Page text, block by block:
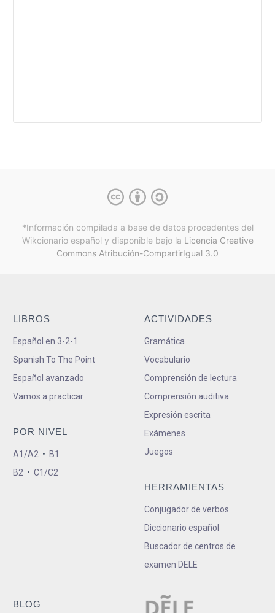
*Información compilada a base de datos procedentes del
Wikcionario español y disponible bajo la Licencia Creative
Commons Atribución-CompartirIgual 3.0
LIBROS
Español en 3-2-1
Spanish To The Point
Español avanzado
Vamos a practicar
POR NIVEL
A1/A2 • B1
B2 • C1/C2
ACTIVIDADES
Gramática
Vocabulario
Comprensión de lectura
Comprensión auditiva
Expresión escrita
Exámenes
Juegos
HERRAMIENTAS
Conjugador de verbos
Diccionario español
Buscador de centros de
examen DELE
BLOG